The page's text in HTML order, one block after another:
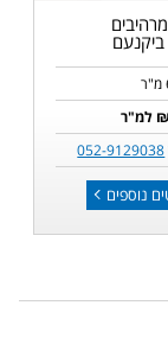
052-9129038
נוספים